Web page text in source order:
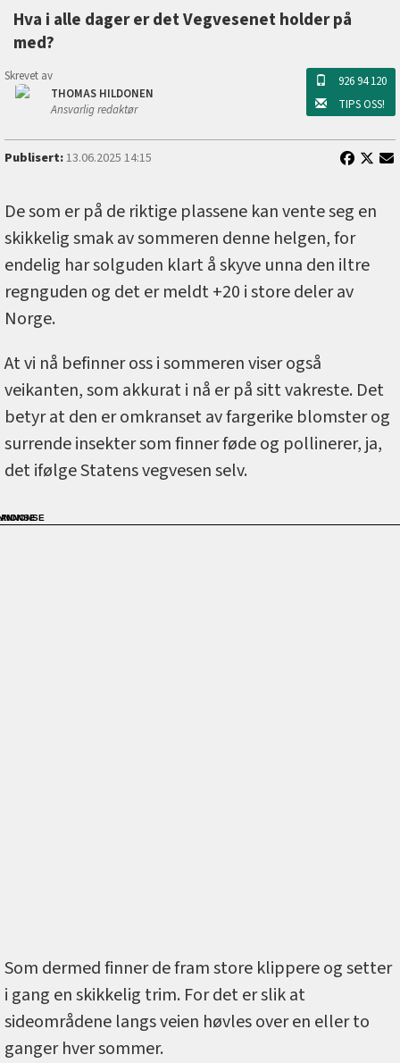
Hva i alle dager er det Vegvesenet holder på
med?
Skrevet av
THOMAS HILDONEN
Ansvarlig redaktør
926 94 120
TIPS OSS!
Publisert:13.06.2025 14:15
De som er på de riktige plassene kan vente seg en
skikkelig smak av sommeren denne helgen, for
endelig har solguden klart å skyve unna den iltre
regnguden og det er meldt +20 i store deler av
Norge.
At vi nå befinner oss i sommeren viser også
veikanten, som akkurat i nå er på sitt vakreste. Det
betyr at den er omkranset av fargerike blomster og
surrende insekter som finner føde og pollinerer, ja,
det ifølge Statens vegvesen selv.
Som dermed finner de fram store klippere og setter
i gang en skikkelig trim. For det er slik at
sideområdene langs veien høvles over en eller to
ganger hver sommer.